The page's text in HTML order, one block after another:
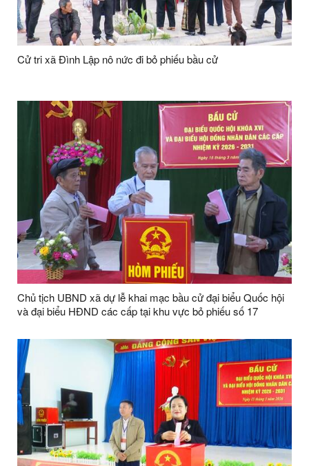
Cử tri xã Đình Lập nô nức đi bỏ phiếu bầu cử
Chủ tịch UBND xã dự lễ khai mạc bầu cử đại biểu Quốc hội
và đại biểu HĐND các cấp tại khu vực bỏ phiếu số 17